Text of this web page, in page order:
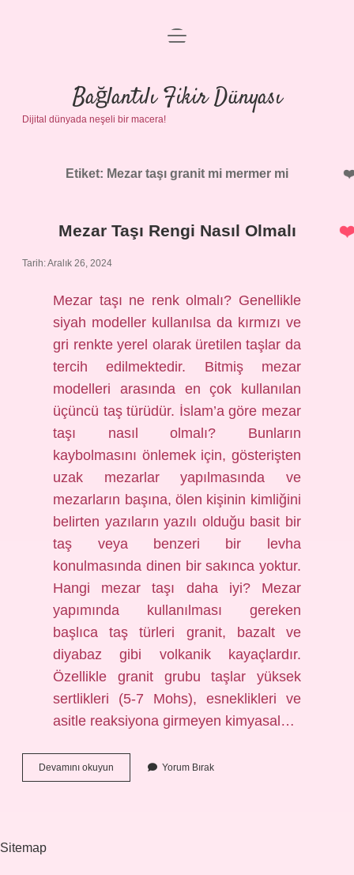
Anasayfa
Gizlilik Politikası
Yasal Uyarı
menüyü
Bağlantılı Fikir Dünyası
Dijital dünyada neşeli bir macera!
Etiket: Mezar taşı granit mi mermer mi
Mezar Taşı Rengi Nasıl Olmalı
Tarih: Aralık 26, 2024
Mezar taşı ne renk olmalı? Genellikle
siyah modeller kullanılsa da kırmızı ve
gri renkte yerel olarak üretilen taşlar da
tercih edilmektedir. Bitmiş mezar
modelleri arasında en çok kullanılan
üçüncü taş türüdür. İslam’a göre mezar
taşı nasıl olmalı? Bunların
kaybolmasını önlemek için, gösterişten
uzak mezarlar yapılmasında ve
mezarların başına, ölen kişinin kimliğini
belirten yazıların yazılı olduğu basit bir
taş veya benzeri bir levha
konulmasında dinen bir sakınca yoktur.
Hangi mezar taşı daha iyi? Mezar
yapımında kullanılması gereken
başlıca taş türleri granit, bazalt ve
diyabaz gibi volkanik kayaçlardır.
Özellikle granit grubu taşlar yüksek
sertlikleri (5-7 Mohs), esneklikleri ve
asitle reaksiyona girmeyen kimyasal…
Devamını okuyun
Taşı
Yorum Bırak
Sitemap